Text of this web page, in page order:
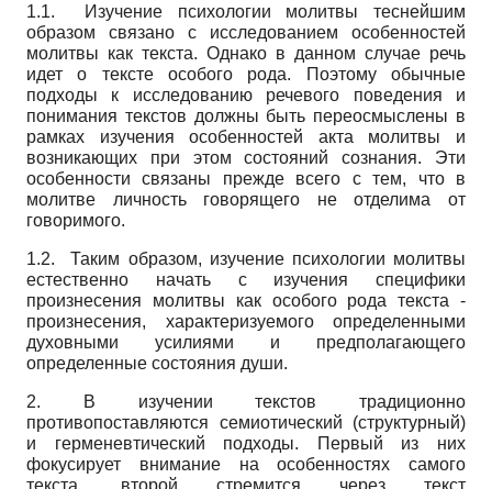
1.1. Изучение психологии молитвы теснейшим
образом связано с исследованием особенностей
молитвы как текста. Однако в данном случае речь
идет о тексте особого рода. Поэтому обычные
подходы к исследованию речевого поведения и
понимания текстов должны быть переосмыслены в
рамках изучения особенностей акта молитвы и
возникающих при этом состояний сознания. Эти
особенности связаны прежде всего с тем, что в
молитве личность говорящего не отделима от
говоримого.
1.2. Таким образом, изучение психологии молитвы
естественно начать с изучения специфики
произнесения молитвы как особого рода текста -
произнесения, характеризуемого определенными
духовными усилиями и предполагающего
определенные состояния души.
2. В изучении текстов традиционно
противопоставляются семиотический (структурный)
и герменевтический подходы. Первый из них
фокусирует внимание на особенностях самого
текста, второй стремится через текст